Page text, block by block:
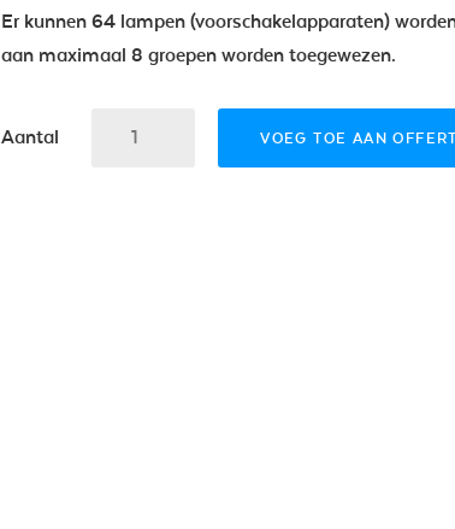
Er kunnen 64 lampen (voorschakelapparaten)
aan maximaal 8 groepen worden toegewezen.
Aantal VOEG TOE AAN